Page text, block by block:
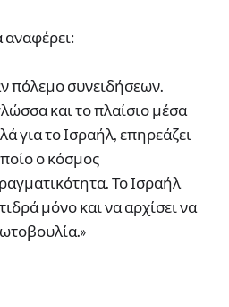
πόλεμο συνειδήσεων.
και το πλαίσιο μέσα
για το Ισραήλ, επηρεάζει
ο κόσμος
Το Ισραήλ
μόνο και να αρχίσει να